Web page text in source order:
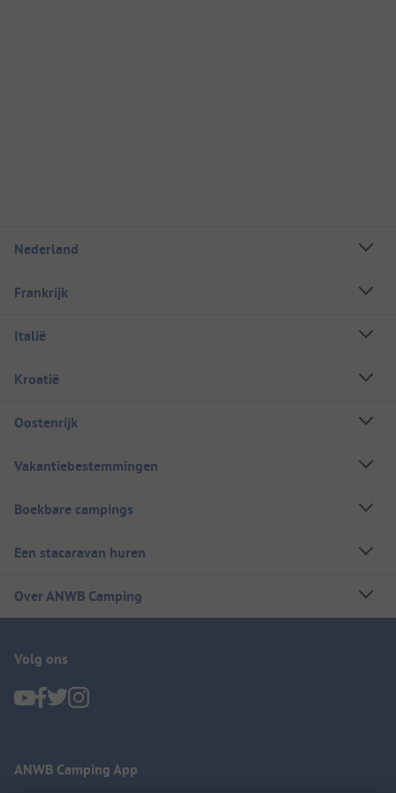
Nederland
Frankrijk
Italië
Kroatië
Oostenrijk
Vakantiebestemmingen
Boekbare campings
Een stacaravan huren
Over ANWB Camping
Volg ons
ANWB Camping App